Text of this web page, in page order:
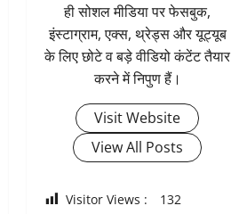
ही सोशल मीडिया पर फेसबुक,
इंस्टाग्राम, एक्स, थ्रेड्स और यूट्यूब
के लिए छोटे व बड़े वीडियो कंटेंट तैयार
करने में निपुण हैं।
Visit Website
View All Posts
Visitor Views : 132